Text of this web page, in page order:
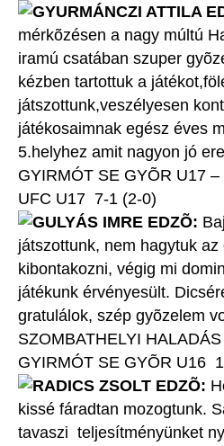
GYURMÁNCZI ATTILA
mérkõzésen a nagy múltú
iramú csatában szuper
kézben tartottuk a
játszottunk,veszélyesen
játékosaimnak egész éves
5.helyhez amit nagyon jó
GYIRMÓT SE GYÕR U17
UFC U17 7-1 (2-0)
GULYÁS IMRE EDZÕ:
játszottunk, nem hagytuk az
kibontakozni, végig mi
játékunk érvényesült.
gratulálok, szép gyõzelem
SZOMBATHELYI
GYIRMÓT SE GYÕR U16
RADICS ZSOLT EDZÕ:
kissé fáradtan mozogtunk.
tavaszi teljesítményünket